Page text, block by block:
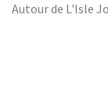
Autour de L'Isle